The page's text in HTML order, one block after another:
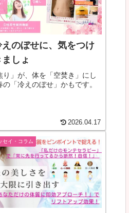
のぼせに、気をつけ
しょ
り」が、体を「空焚き」にし
の「冷えのぼせ」かもです。
2026.04.17
セイ・コラム